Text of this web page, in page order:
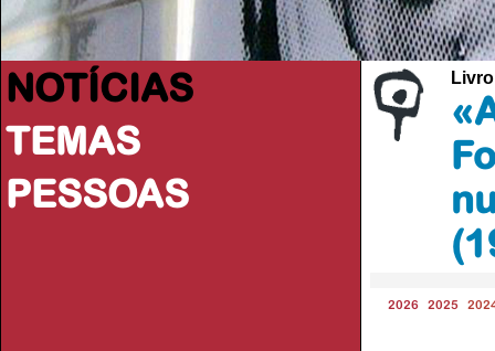
NOTÍCIAS
TEMAS
PESSOAS
Livro
2026 2025